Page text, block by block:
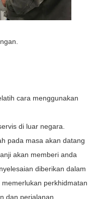
cara menggunakan
di luar negara.
pada masa akan datang
akan memberi anda
diberikan dalam
perkhidmatan
dan perjalanan